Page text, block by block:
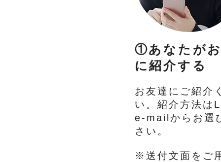
①あなたが
に紹介する
お友達にご紹介
い。紹介方法は
e-mailからお選
さい。
※送付文面をご